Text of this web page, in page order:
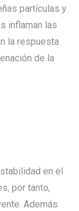
partículas y
inflaman las
la respuesta
de la
en el
por tanto,
Además